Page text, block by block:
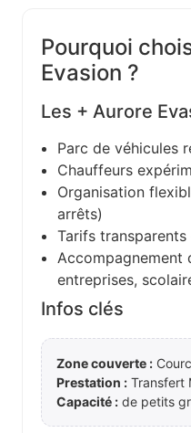
Pourquoi
Evasion ?
Les + Aurore
Parc de véhicules
Chauffeurs
Organisation
arrêts)
Tarifs
Accompagnement
entreprises,
Infos clés
Zone couverte :
Prestation : Transfert
Capacité : de petits